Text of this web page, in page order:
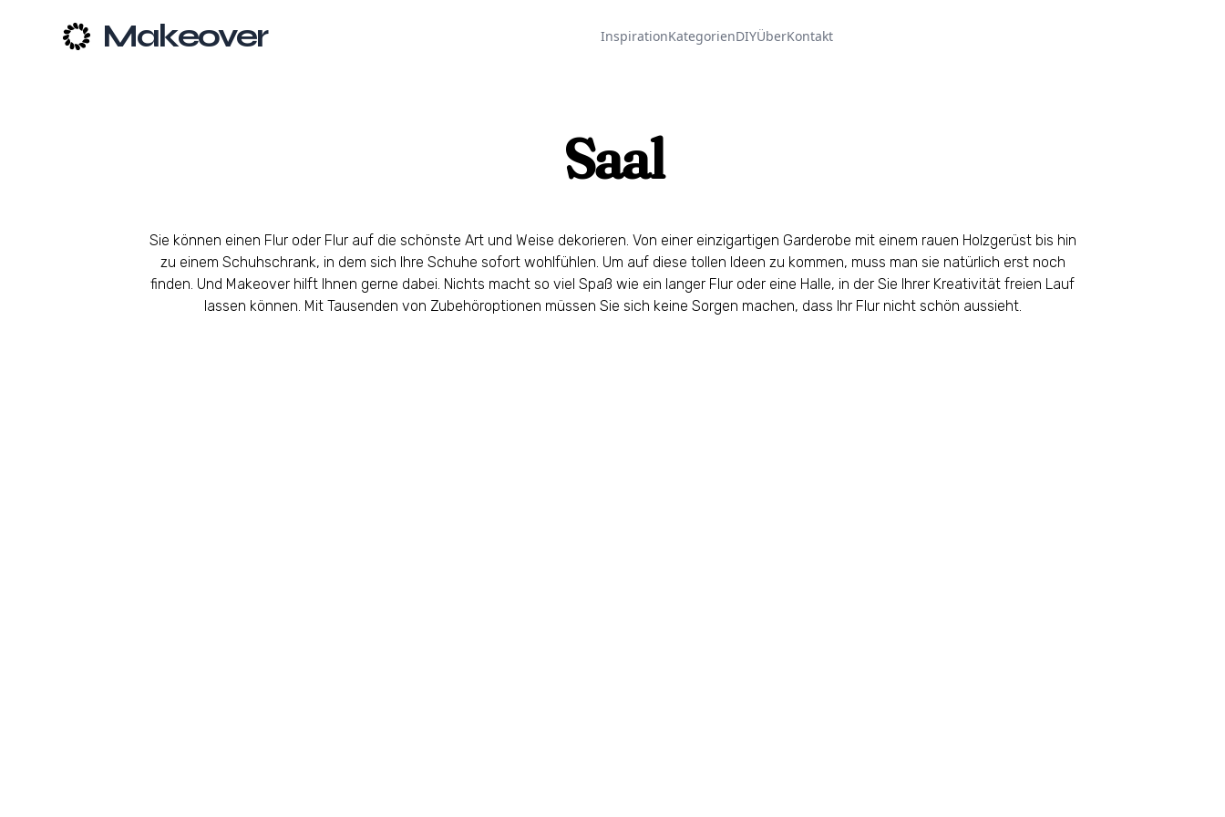
Makeover InspirationKategorienDIYÜberKontakt
Saal
Sie können einen Flur oder Flur auf die schönste Art und Weise dekorieren. Von einer einzigartigen Garderobe mit einem rauen Holzgerüst bis hin
zu einem Schuhschrank, in dem sich Ihre Schuhe sofort wohlfühlen. Um auf diese tollen Ideen zu kommen, muss man sie natürlich erst noch
finden. Und Makeover hilft Ihnen gerne dabei. Nichts macht so viel Spaß wie ein langer Flur oder eine Halle, in der Sie Ihrer Kreativität freien Lauf
lassen können. Mit Tausenden von Zubehöroptionen müssen Sie sich keine Sorgen machen, dass Ihr Flur nicht schön aussieht.